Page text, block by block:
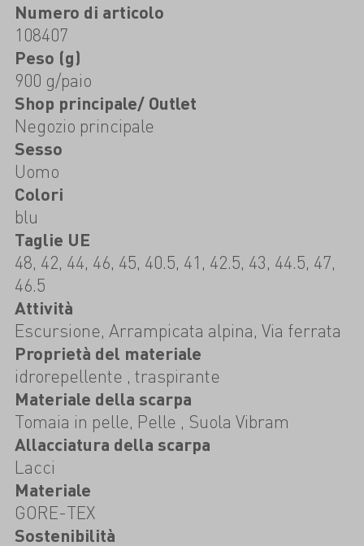
Numero di articolo
108407
Peso (g)
900 g/paio
Shop principale/ Outlet
Negozio principale
Sesso
Uomo
Colori
blu
Taglie UE
48, 42, 44, 46, 45, 40.5, 41, 42.5, 43, 44.5, 47,
46.5
Attività
Escursione, Arrampicata alpina, Via ferrata
Proprietà del materiale
idrorepellente , traspirante
Materiale della scarpa
Tomaia in pelle, Pelle , Suola Vibram
Allacciatura della scarpa
Lacci
Materiale
GORE-TEX
Sostenibilità